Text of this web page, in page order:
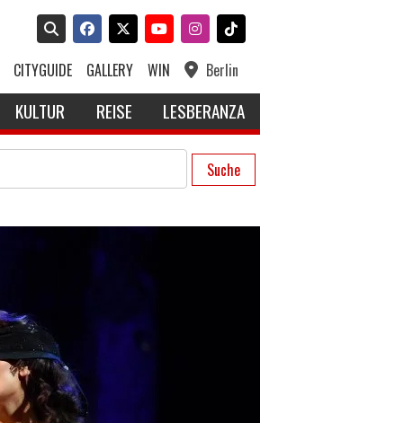
CITYGUIDE GALLERY WIN Berlin
KULTUR REISE LESBERANZA